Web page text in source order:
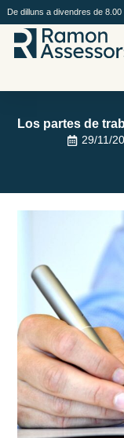
De dilluns a divendres de
Los partes de
29/11/